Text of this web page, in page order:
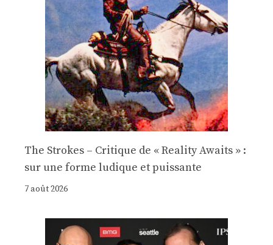
The Strokes – Critique de « Reality Awaits » :
sur une forme ludique et puissante
7 août 2026